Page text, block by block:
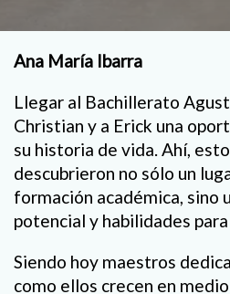
Ana María Ibarra
Llegar al Bachillerato
Christian y a Erick una
su historia de vida. Ahí,
descubrieron no sólo un
formación académica, sino
potencial y habilidades
Siendo hoy maestros
como ellos crecen en